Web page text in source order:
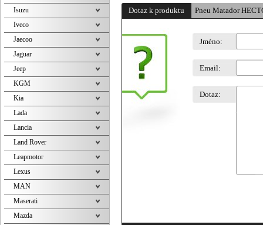
Dotaz k produktu Pneu Matador
Jméno:
Email:
Dotaz:
Isuzu
Iveco
Jaecoo
Jaguar
Jeep
KGM
Kia
Lada
Lancia
Land Rover
Leapmotor
Lexus
MAN
Maserati
Mazda